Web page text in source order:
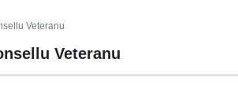
Veteranu
Veteranu